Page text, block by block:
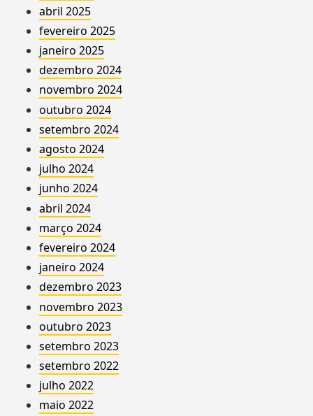
abril 2025
fevereiro 2025
janeiro 2025
dezembro 2024
novembro 2024
outubro 2024
setembro 2024
agosto 2024
julho 2024
junho 2024
abril 2024
março 2024
fevereiro 2024
janeiro 2024
dezembro 2023
novembro 2023
outubro 2023
setembro 2023
setembro 2022
julho 2022
maio 2022